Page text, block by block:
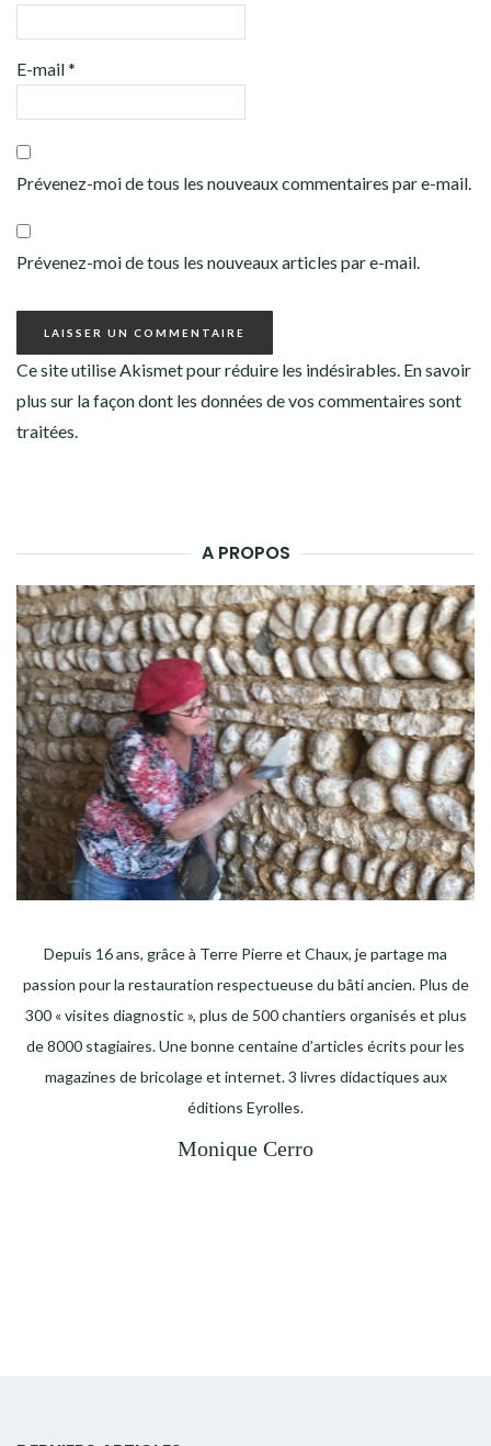
E-mail*
Prévenez-moi de tous les nouveaux commentaires par e-mail.
Prévenez-moi de tous les nouveaux articles par e-mail.
Ce site utilise Akismet pour réduire les indésirables. En savoir
plus sur la façon dont les données de vos commentaires sont
traitées.
A PROPOS
Depuis 16 ans, grâce à Terre Pierre et Chaux, je partage ma
passion pour la restauration respectueuse du bâti ancien. Plus de
300 « visites diagnostic », plus de 500 chantiers organisés et plus
de 8000 stagiaires. Une bonne centaine d’articles écrits pour les
magazines de bricolage et internet. 3 livres didactiques aux
éditions Eyrolles.
Monique Cerro